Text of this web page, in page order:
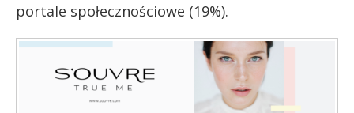
portale społecznościowe (19%).